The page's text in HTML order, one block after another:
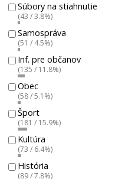
Súbory na stiahnutie
(43 / 3.8%)
Samospráva
(51 / 4.5%)
Inf. pre občanov
(135 / 11.8%)
Obec
(58 / 5.1%)
Šport
(181 / 15.9%)
Kultúra
(73 / 6.4%)
História
(89 / 7.8%)